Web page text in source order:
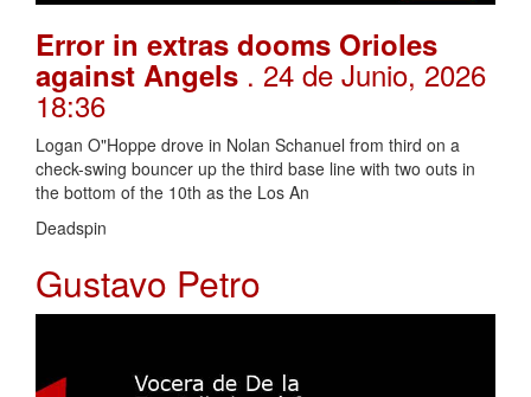
Error in extras dooms Orioles
against Angels . 24 de Junio, 2026
18:36
Logan O"Hoppe drove in Nolan Schanuel from third on a
check-swing bouncer up the third base line with two outs in
the bottom of the 10th as the Los An
Deadspin
Gustavo Petro